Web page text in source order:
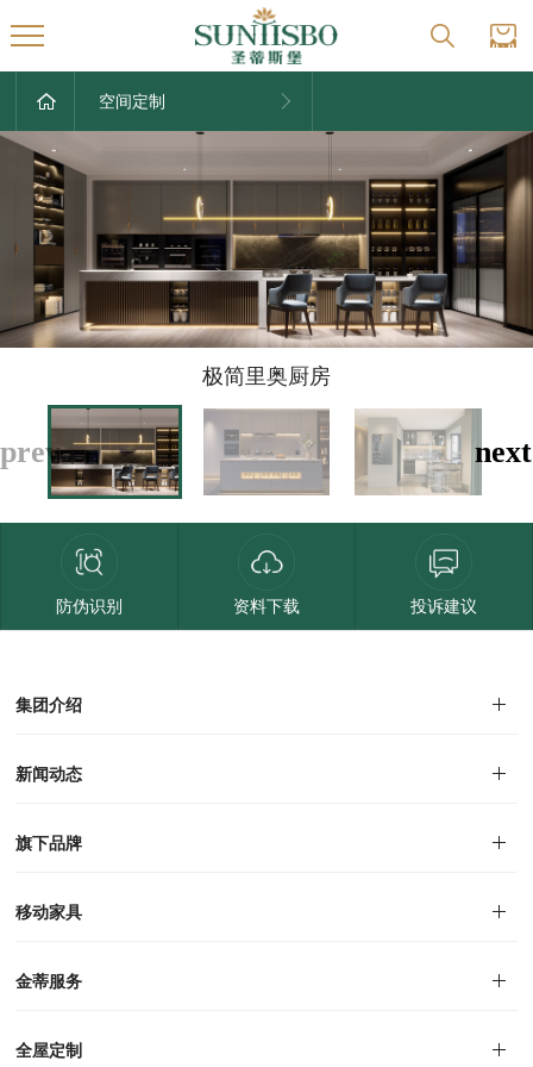
空间定制
极简里奥厨房
防伪识别 资料下载 投诉建议
集团介绍
集团介绍
企业文化
人才招聘
商学院
VR全景展厅
董事长介绍
新闻动态
旗下品牌
品牌文化
荣誉资质
产品专利
电子画册
移动家具
迪尚
西瑞
洛斯
里奥
洛卡
美舍
新古典
纯美
金蒂服务
售后服务
防伪识别
投诉建议
全屋定制